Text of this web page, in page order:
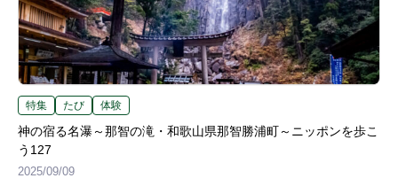
特集 たび 体験
神の宿る名瀑～那智の滝・和歌山県那智勝浦町～ニッポンを歩こ
う127
2025/09/09